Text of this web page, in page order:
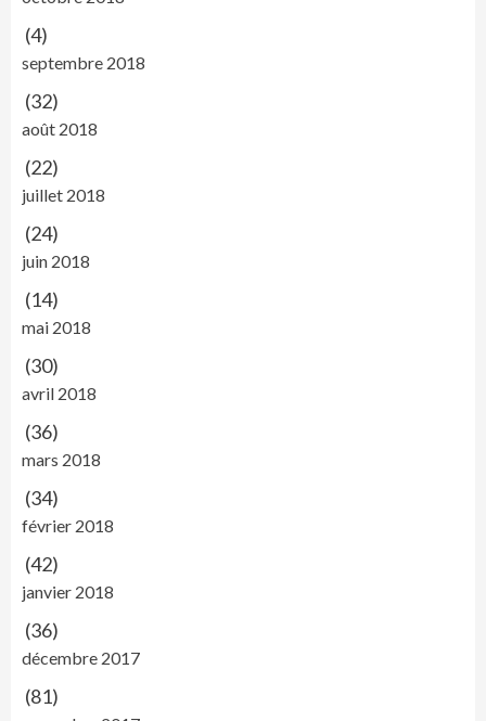
(4)
septembre 2018
(32)
août 2018
(22)
juillet 2018
(24)
juin 2018
(14)
mai 2018
(30)
avril 2018
(36)
mars 2018
(34)
février 2018
(42)
janvier 2018
(36)
décembre 2017
(81)